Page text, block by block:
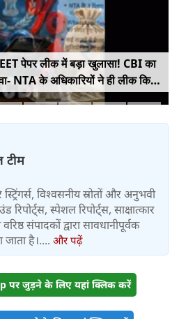
पेपर लीक में बड़ा खुलासा! CBI का
NTA के अधिकारियों ने ही लीक किए
टीम
विश्वसनीय स्रोतों और अनुभवी
रिपोर्ट्स, स्पेशल रिपोर्ट्स, साक्षात्कार
संपादकों द्वारा सावधानीपूर्वक
है।.... और पढ़ें
पर जुड़ने के लिए यहां क्लिक करें